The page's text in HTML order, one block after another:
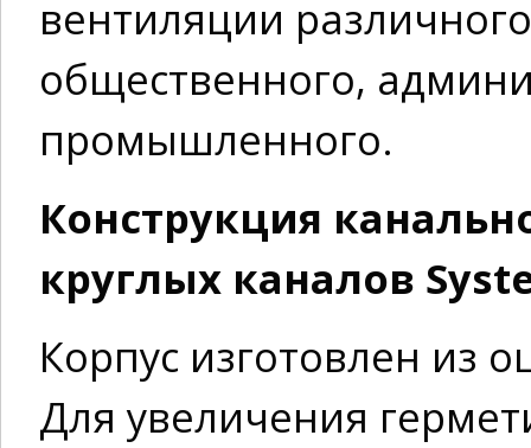
вентиляции
общественного,
промышленного.
Конструкция
круглых каналов
Корпус изготовлен из
Для увеличения